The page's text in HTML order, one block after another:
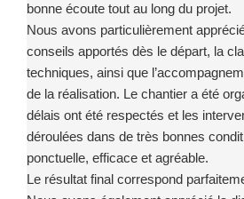
bonne écoute tout au long du projet.
Nous avons particulièrement
conseils apportés dès le départ, la
techniques, ainsi que
de la réalisation. Le chantier a été
délais ont été respectés et les
déroulées dans de très bonnes
ponctuelle, efficace et agréable.
Le résultat final correspond